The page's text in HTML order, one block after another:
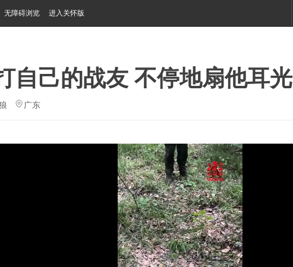
无障碍浏览 进入关怀版
自己的战友 不停地扇他耳光
广东